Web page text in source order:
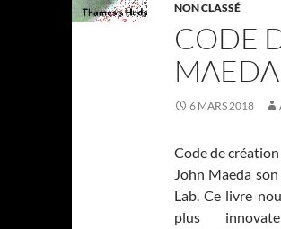
NON CLASSÉ
CODE
MAEDA
6 MARS 2018
Code de
John Maeda
Lab. Ce livre
plus